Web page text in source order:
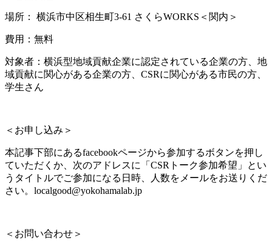
場所： 横浜市中区相生町3-61 さくらWORKS＜関内＞
費用：無料
対象者：横浜型地域貢献企業に認定されている企業の方、地
域貢献に関心がある企業の方、CSRに関心がある市民の方、
学生さん
＜お申し込み＞
本記事下部にあるfacebookページから参加するボタンを押し
ていただくか、次のアドレスに「CSRトーク参加希望」とい
うタイトルでご参加になる日時、人数をメールをお送りくだ
さい。localgood@yokohamalab.jp
＜お問い合わせ＞